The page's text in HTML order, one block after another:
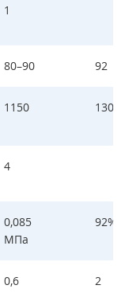
1
80–90 92
1150 1300
4
0,085
МПа
92%
0,6 2